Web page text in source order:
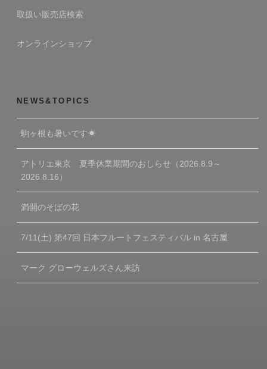
取扱い販売店検索
オンラインショップ
NEWS&TOPICS
駒ヶ根も暑いです☀
アトリエ東京 夏季休業期間のおしらせ（2026.8.9～
2026.8.16）
満開のそばの花
7/11(土) 第47回 日本フルートフェスティバル in 名古屋
マーク グローウェルズさん来訪